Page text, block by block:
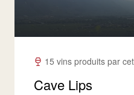
15 vins produits par
Cave Lips